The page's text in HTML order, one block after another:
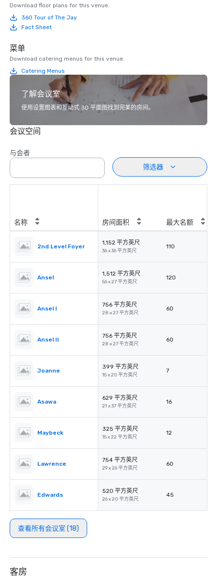
Download floor plans for this venue.
360 Tour of The Jay
Fact Sheet
菜单
Download catering menus for this venue.
Catering Menus
了解会议室
使用设置图表和互动式 3D 平面图找到完美的房间。
会议空间
与会者
筛选器
名称 房间面积 最大名额
2nd Level Foyer
1,152 平方英尺
36 x 36 平方英尺
110
Ansel
1,512 平方英尺
56 x 27 平方英尺
120
Ansel I
756 平方英尺
28 x 27 平方英尺
60
Ansel II
756 平方英尺
28 x 27 平方英尺
60
Joanne
399 平方英尺
15 x 20 平方英尺
7
Asawa
629 平方英尺
21 x 37 平方英尺
16
Maybeck
325 平方英尺
15 x 22 平方英尺
12
Lawrence
754 平方英尺
29 x 26 平方英尺
60
Edwards
520 平方英尺
26 x 20 平方英尺
45
查看所有会议室 (18)
客房